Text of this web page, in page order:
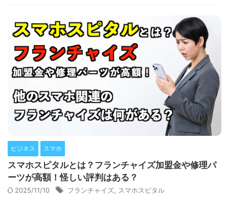
ビジネス スマホ
スマホスピタルとは？フランチャイズ加盟金や修理パ
ーツが高額！怪しい評判はある？
2025/11/10 フランチャイズ スマホスピタル